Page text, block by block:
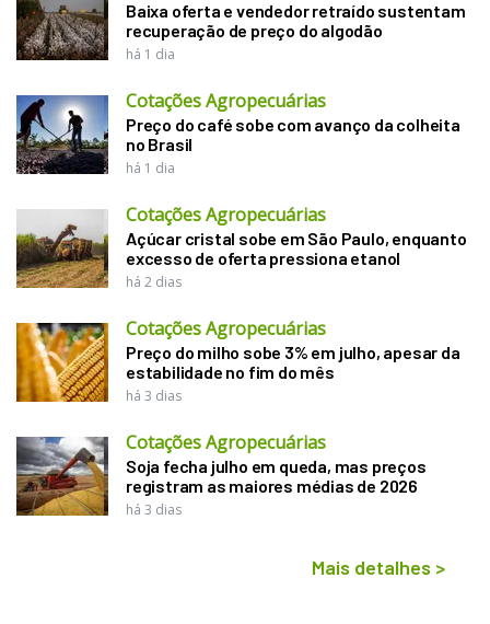
Baixa oferta e vendedor retraído sustentam
recuperação de preço do algodão
há 1 dia
Cotações Agropecuárias
Preço do café sobe com avanço da colheita
no Brasil
há 1 dia
Cotações Agropecuárias
Açúcar cristal sobe em São Paulo, enquanto
excesso de oferta pressiona etanol
há 2 dias
Cotações Agropecuárias
Preço do milho sobe 3% em julho, apesar da
estabilidade no fim do mês
há 3 dias
Cotações Agropecuárias
Soja fecha julho em queda, mas preços
registram as maiores médias de 2026
há 3 dias
Mais detalhes >